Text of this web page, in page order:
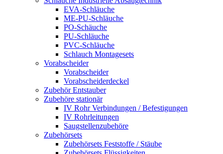
EVA-Schläuche
ME-PU-Schläuche
PO-Schäuche
PU-Schläuche
PVC-Schläuche
Schlauch Montagesets
Vorabscheider
Vorabscheider
Vorabscheiderdeckel
Zubehör Entstauber
Zubehöre stationär
IV Rohr Verbindungen / Befestigungen
IV Rohrleitungen
Saugstellenzubehöre
Zubehörsets
Zubehörsets Feststoffe / Stäube